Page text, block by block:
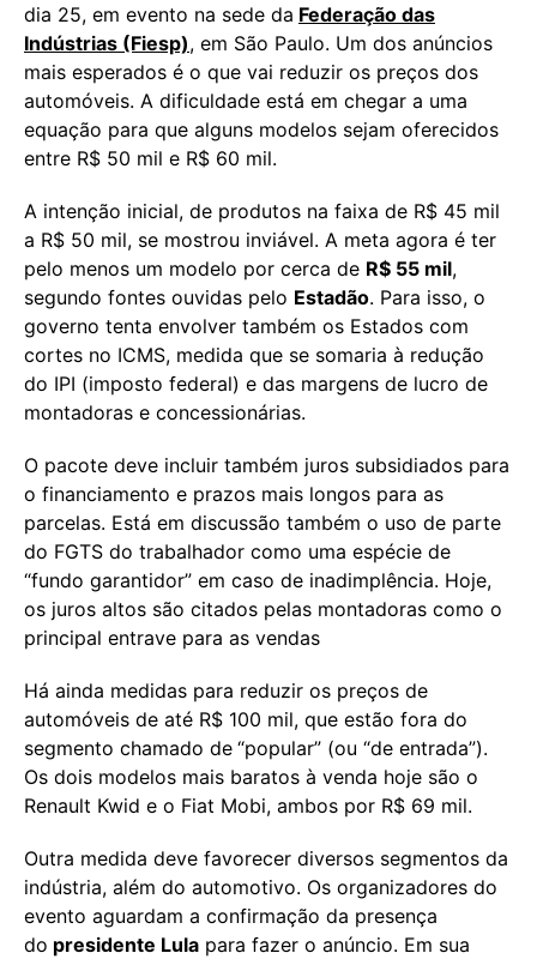
dia 25, em evento na sede da Federação das
Indústrias (Fiesp), em São Paulo. Um dos anúncios
mais esperados é o que vai reduzir os preços dos
automóveis. A dificuldade está em chegar a uma
equação para que alguns modelos sejam oferecidos
entre R$ 50 mil e R$ 60 mil.
A intenção inicial, de produtos na faixa de R$ 45 mil
a R$ 50 mil, se mostrou inviável. A meta agora é ter
pelo menos um modelo por cerca de R$ 55 mil,
segundo fontes ouvidas pelo Estadão. Para isso, o
governo tenta envolver também os Estados com
cortes no ICMS, medida que se somaria à redução
do IPI (imposto federal) e das margens de lucro de
montadoras e concessionárias.
O pacote deve incluir também juros subsidiados para
o financiamento e prazos mais longos para as
parcelas. Está em discussão também o uso de parte
do FGTS do trabalhador como uma espécie de
“fundo garantidor” em caso de inadimplência. Hoje,
os juros altos são citados pelas montadoras como o
principal entrave para as vendas
Há ainda medidas para reduzir os preços de
automóveis de até R$ 100 mil, que estão fora do
segmento chamado de “popular” (ou “de entrada”).
Os dois modelos mais baratos à venda hoje são o
Renault Kwid e o Fiat Mobi, ambos por R$ 69 mil.
Outra medida deve favorecer diversos segmentos da
indústria, além do automotivo. Os organizadores do
evento aguardam a confirmação da presença
do presidente Lula para fazer o anúncio. Em sua